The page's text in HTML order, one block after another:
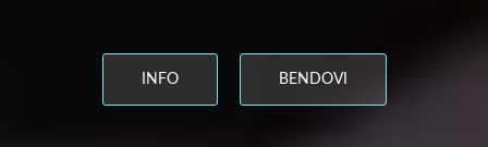
INFO BENDOVI